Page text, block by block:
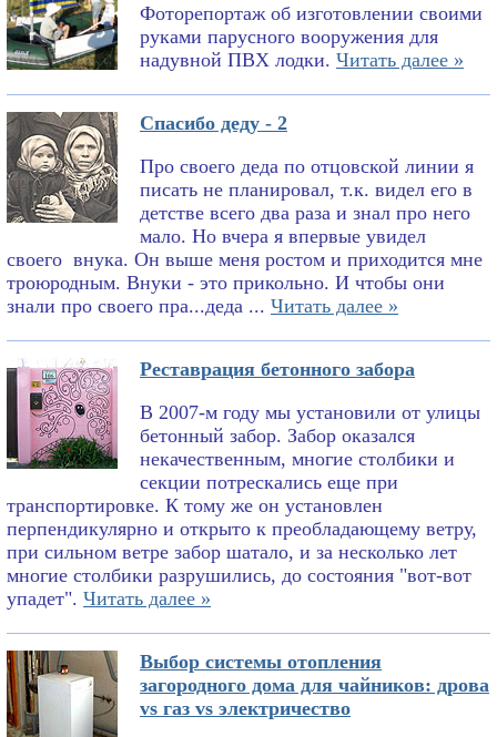
Фоторепортаж об изготовлении своими
руками парусного вооружения для
надувной ПВХ лодки. Читать далее »
Спасибо деду - 2
Про своего деда по отцовской линии я
писать не планировал, т.к. видел его в
детстве всего два раза и знал про него
мало. Но вчера я впервые увидел
своего внука. Он выше меня ростом и приходится мне
троюродным. Внуки - это прикольно. И чтобы они
знали про своего пра...деда ... Читать далее »
Реставрация бетонного забора
В 2007-м году мы установили от улицы
бетонный забор. Забор оказался
некачественным, многие столбики и
секции потрескались еще при
транспортировке. К тому же он установлен
перпендикулярно и открыто к преобладающему ветру,
при сильном ветре забор шатало, и за несколько лет
многие столбики разрушились, до состояния "вот-вот
упадет". Читать далее »
Выбор системы отопления
загородного дома для чайников: дрова
vs газ vs электричество